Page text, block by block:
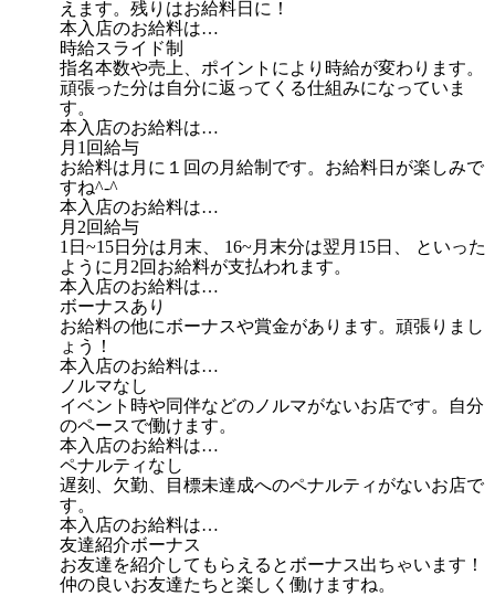
えます。残りはお給料日に！
本入店のお給料は…
時給スライド制
指名本数や売上、ポイントにより時給が変わります。
頑張った分は自分に返ってくる仕組みになっていま
す。
本入店のお給料は…
月1回給与
お給料は月に１回の月給制です。お給料日が楽しみで
すね^-^
本入店のお給料は…
月2回給与
1日~15日分は月末、 16~月末分は翌月15日、 といった
ように月2回お給料が支払われます。
本入店のお給料は…
ボーナスあり
お給料の他にボーナスや賞金があります。頑張りまし
ょう！
本入店のお給料は…
ノルマなし
イベント時や同伴などのノルマがないお店です。自分
のペースで働けます。
本入店のお給料は…
ペナルティなし
遅刻、欠勤、目標未達成へのペナルティがないお店で
す。
本入店のお給料は…
友達紹介ボーナス
お友達を紹介してもらえるとボーナス出ちゃいます！
仲の良いお友達たちと楽しく働けますね。